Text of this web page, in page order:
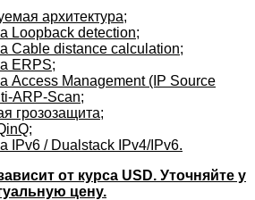
архитектура;
Loopback detection;
Cable distance calculation;
ERPS;
Access Management (IP Source
ARP-Scan;
грозозащита;
IPv6 / Dualstack IPv4/IPv6.
от курса USD. Уточняйте у
цену.